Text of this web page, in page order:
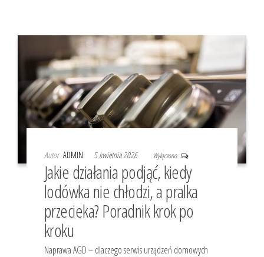
Autor ADMIN 5 kwietnia 2026 Wyłączono
Jakie działania podjąć, kiedy
lodówka nie chłodzi, a pralka
przecieka? Poradnik krok po
kroku
Naprawa AGD – dlaczego serwis urządzeń domowych